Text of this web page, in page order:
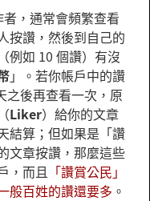
，通常會頻繁查看
按讚，然後到自己的
例如 10 個讚）有沒
」。若你帳戶中的讚
之後再查看一次，原
Liker）給你的文章
結算；但如果是「讚
文章按讚，那麼這些
，而且 「讚賞公民」
般百姓的讚還要多 。